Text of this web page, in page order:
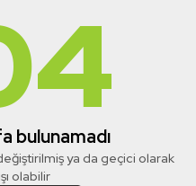
bulunamadı
değiştirilmiş ya da geçici olarak
olabilir